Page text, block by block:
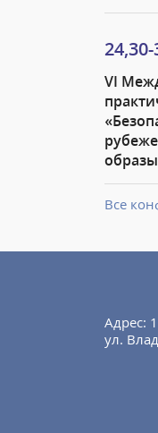
VI
Все
Адрес:
ул.